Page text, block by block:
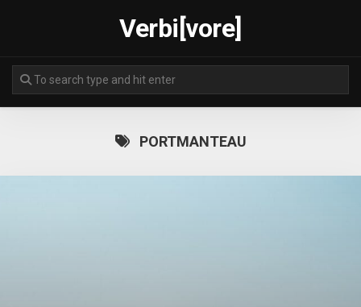
Verbi[vore]
PORTMANTEAU